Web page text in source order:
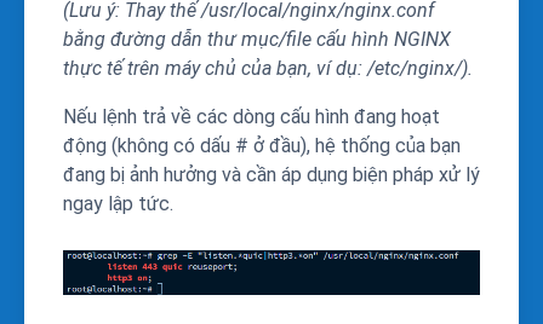
(Lưu ý: Thay thế/usr/local/nginx/nginx.conf
bằng đường dẫn thư mục/file cấu hình NGINX
thực tế trên máy chủ của bạn, ví dụ: /etc/nginx/).
Nếu lệnh trả về các dòng cấu hình đang hoạt
động (không có dấu # ở đầu), hệ thống của bạn
đang bị ảnh hưởng và cần áp dụng biện pháp xử lý
ngay lập tức.